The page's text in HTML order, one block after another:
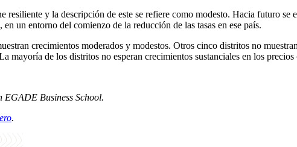
y la descripción de este se refiere como modesto. Hacia futuro se
un entorno del comienzo de la reducción de las tasas en ese país.
crecimientos moderados y modestos. Otros cinco distritos no
mayoría de los distritos no esperan crecimientos sustanciales en los precios
EGADE Business School.
.